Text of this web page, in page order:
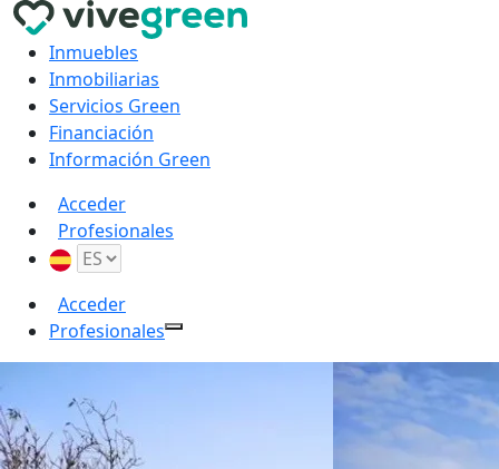
Inmuebles
Inmobiliarias
Servicios Green
Financiación
Información Green
Acceder
Profesionales
Acceder
Profesionales